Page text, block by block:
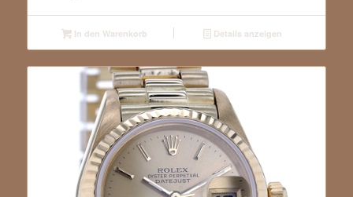
In den Warenkorb Details anzeigen